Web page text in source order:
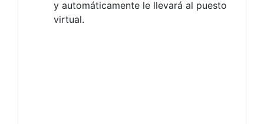
y automáticamente le llevará al puesto
virtual.